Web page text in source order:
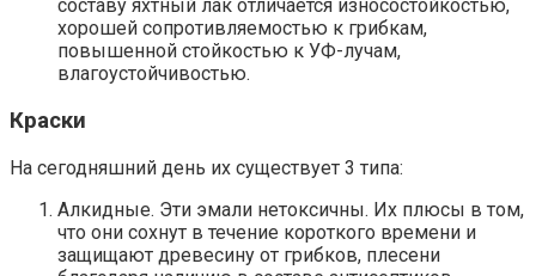
составу яхтный лак отличается износостойкостью,
хорошей сопротивляемостью к грибкам,
повышенной стойкостью к УФ-лучам,
влагоустойчивостью.
Краски
На сегодняшний день их существует 3 типа:
Алкидные. Эти эмали нетоксичны. Их плюсы в том,
что они сохнут в течение короткого времени и
защищают древесину от грибков, плесени